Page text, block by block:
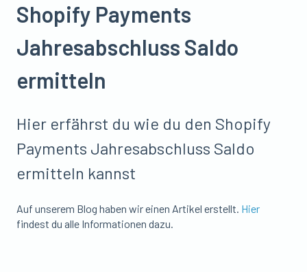
Shopify Payments
Jahresabschluss Saldo
ermitteln
Hier erfährst du wie du den Shopify
Payments Jahresabschluss Saldo
ermitteln kannst
Auf unserem Blog haben wir einen Artikel erstellt. Hier
findest du alle Informationen dazu.